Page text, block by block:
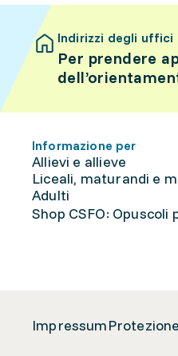
Indirizzi degli uffici
Per prendere
Informazione per
Allievi e allieve
Liceali, maturandi e
Adulti
Shop CSFO:
Impressum